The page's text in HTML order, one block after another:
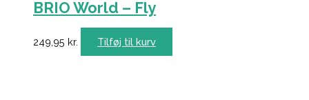
BRIO World – Fly
249,95 kr. Tilføj til kurv